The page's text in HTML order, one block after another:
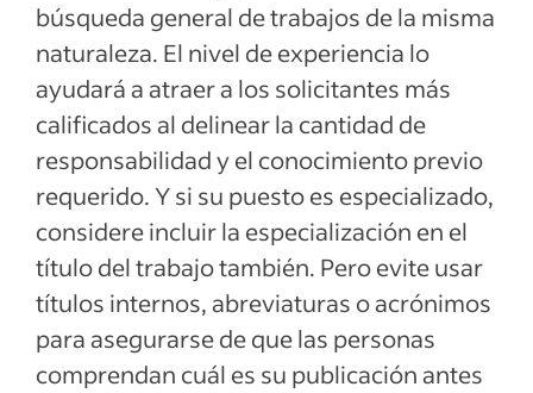
búsqueda general de trabajos de la misma
naturaleza. El nivel de experiencia lo
ayudará a atraer a los solicitantes más
calificados al delinear la cantidad de
responsabilidad y el conocimiento previo
requerido. Y si su puesto es especializado,
considere incluir la especialización en el
título del trabajo también. Pero evite usar
títulos internos, abreviaturas o acrónimos
para asegurarse de que las personas
comprendan cuál es su publicación antes